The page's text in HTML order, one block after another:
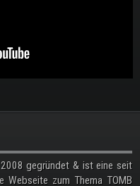
2008 gegründet & ist eine seit
Webseite zum Thema TOMB